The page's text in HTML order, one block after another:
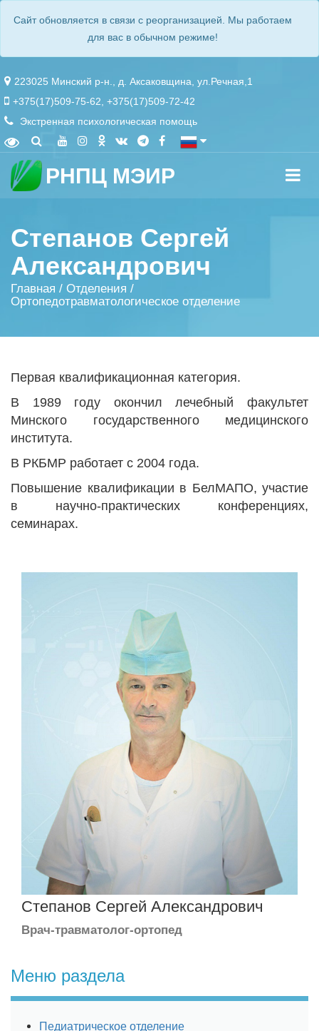
Сайт обновляется в связи с реорганизацией. Мы работаем
для вас в обычном режиме!
223025 Минский р-н., д. Аксаковщина, ул.Речная,1
+375(17)509-75-62 +375(17)509-72-42
Экстренная психологическая помощь
РНПЦ МЭИР
Степанов Сергей
Александрович
Главная / Отделения /
Ортопедотравматологическое отделение
Первая квалификационная категория.
В 1989 году окончил лечебный факультет
Минского государственного медицинского
института.
В РКБМР работает с 2004 года.
Повышение квалификации в БелМАПО, участие
в научно-практических конференциях,
семинарах.
Степанов Сергей Александрович
Врач-травматолог-ортопед
Меню раздела
Педиатрическое отделение